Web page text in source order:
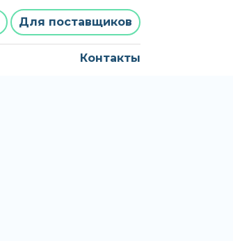
Для поставщиков
Контакты